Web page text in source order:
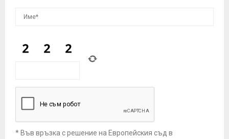
* Във връзка с решение на Европейския съд в